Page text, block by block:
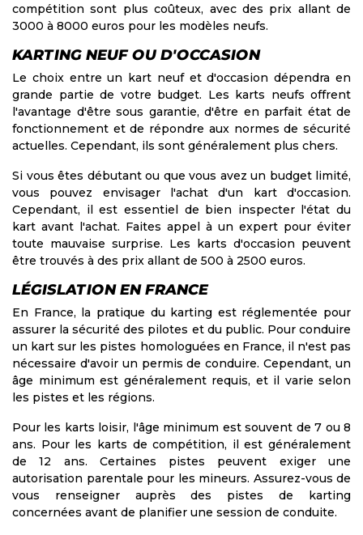
compétition sont plus coûteux, avec des prix allant de
3000 à 8000 euros pour les modèles neufs.
KARTING NEUF OU D'OCCASION
Le choix entre un kart neuf et d'occasion dépendra en
grande partie de votre budget. Les karts neufs offrent
l'avantage d'être sous garantie, d'être en parfait état de
fonctionnement et de répondre aux normes de sécurité
actuelles. Cependant, ils sont généralement plus chers.
Si vous êtes débutant ou que vous avez un budget limité,
vous pouvez envisager l'achat d'un kart d'occasion.
Cependant, il est essentiel de bien inspecter l'état du
kart avant l'achat. Faites appel à un expert pour éviter
toute mauvaise surprise. Les karts d'occasion peuvent
être trouvés à des prix allant de 500 à 2500 euros.
LÉGISLATION EN FRANCE
En France, la pratique du karting est réglementée pour
assurer la sécurité des pilotes et du public. Pour conduire
un kart sur les pistes homologuées en France, il n'est pas
nécessaire d'avoir un permis de conduire. Cependant, un
âge minimum est généralement requis, et il varie selon
les pistes et les régions.
Pour les karts loisir, l'âge minimum est souvent de 7 ou 8
ans. Pour les karts de compétition, il est généralement
de 12 ans. Certaines pistes peuvent exiger une
autorisation parentale pour les mineurs. Assurez-vous de
vous renseigner auprès des pistes de karting
concernées avant de planifier une session de conduite.